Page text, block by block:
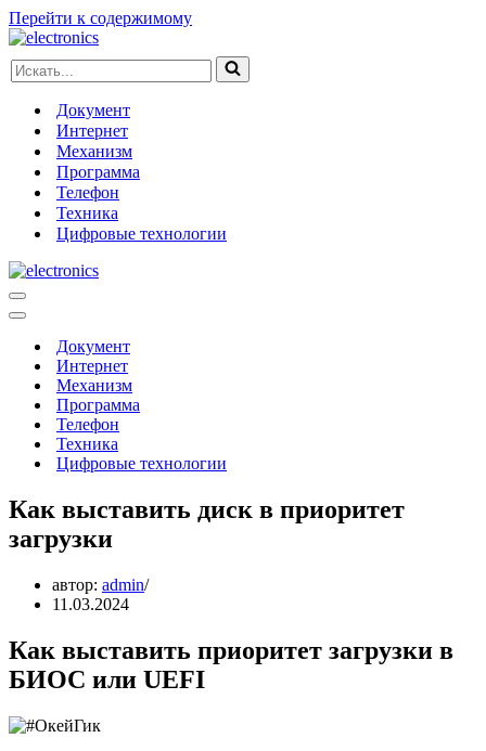
Перейти к содержимому
Искать...
Документ
Интернет
Механизм
Программа
Телефон
Техника
Цифровые технологии
Меню
навигации
Меню
навигацииДокумент
Интернет
Механизм
Программа
Телефон
Техника
Цифровые технологии
Как выставить диск в приоритет
загрузки
автор: admin
11.03.2024
Как выставить приоритет загрузки в
БИОС или UEFI